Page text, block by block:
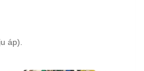
áp).